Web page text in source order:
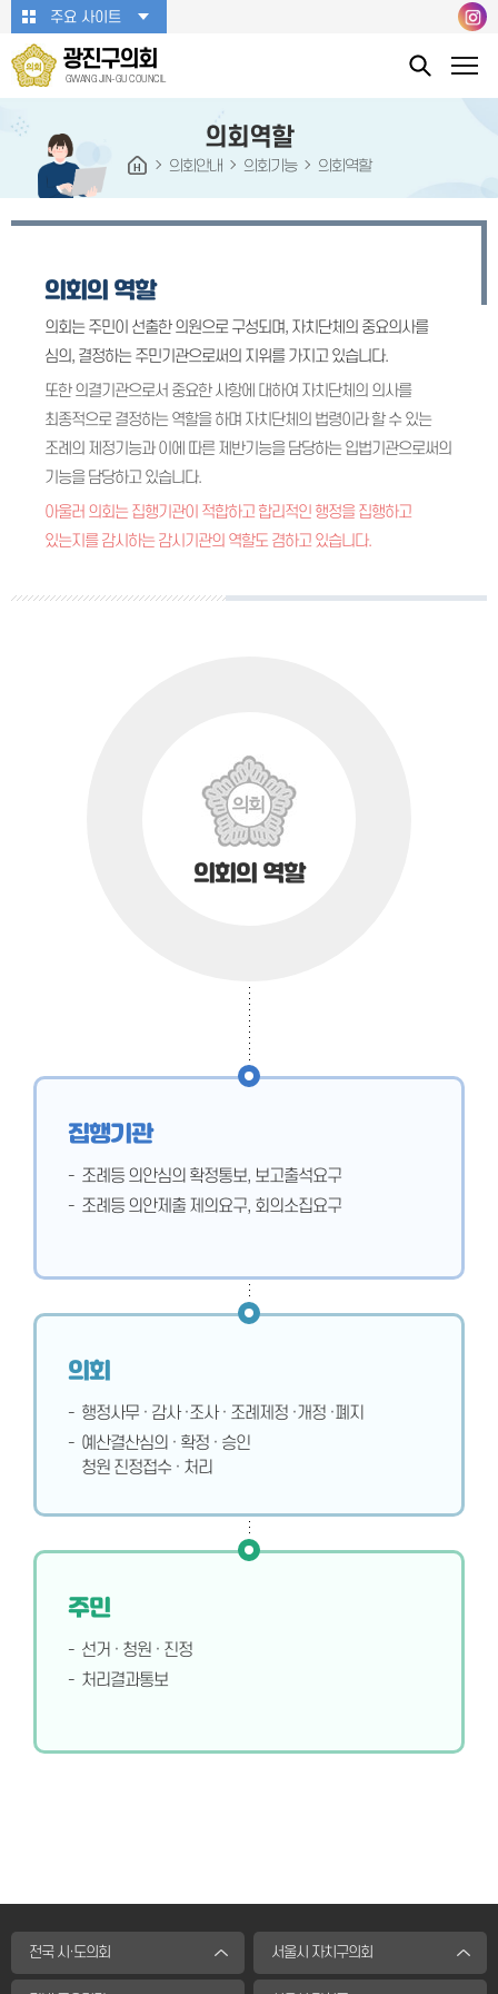
본문바로가기주요 사이트
광진구의회
GWANG JIN-GU COUNCIL
의회역할
의회안내 의회기능 의회역할
의회의 역할
의회는 주민이 선출한 의원으로 구성되며, 자치단체의 중요의사를
심의, 결정하는 주민기관으로써의 지위를 가지고 있습니다.
또한 의결기관으로서 중요한 사항에 대하여 자치단체의 의사를
최종적으로 결정하는 역할을 하며 자치단체의 법령이라 할 수 있는
조례의 제정기능과 이에 따른 제반기능을 담당하는 입법기관으로써의
기능을 담당하고 있습니다.
아울러 의회는 집행기관이 적합하고 합리적인 행정을 집행하고
있는지를 감시하는 감시기관의 역할도 겸하고 있습니다.
의회의 역할
집행기관
조례등 의안심의 확정통보, 보고출석요구
조례등 의안제출 제의요구, 회의소집요구
의회
행정사무 · 감사 ·조사 · 조례제정 ·개정 ·폐지
예산결산심의 · 확정 · 승인
청원 진정접수 · 처리
주민
선거 · 청원 · 진정
처리결과통보
전국 시·도의회 서울시 자치구의회